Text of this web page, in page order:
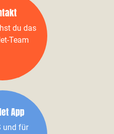
du das
Team
App
und für